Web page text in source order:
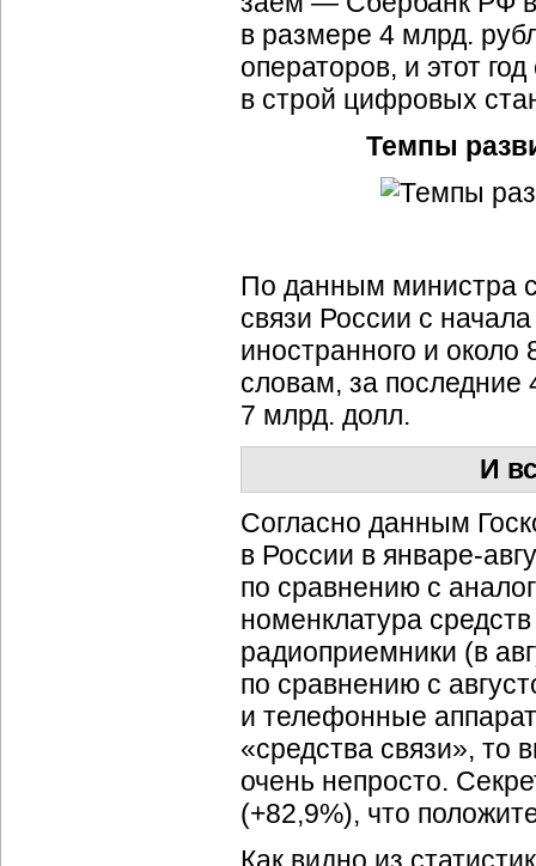
в размере 4 млрд.
операторов, и этот
в строй цифровых
Темпы
По данным министра
связи России с
иностранного и около
словам, за последние
7 млрд. долл.
И
Согласно данным
в России в январе-
по сравнению с
номенклатура
радиоприемники (в
по сравнению с
и телефонные
«средства связи», то
очень непросто.
(+82,9%), что